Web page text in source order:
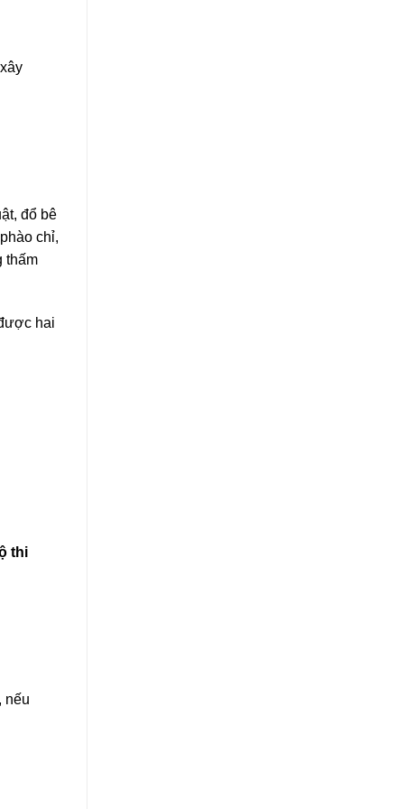
đổ bê
chỉ,
thấm
hai
thi
nếu